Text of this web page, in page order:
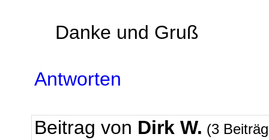
Danke und Gruß
Antworten
Beitrag von Dirk W. (3